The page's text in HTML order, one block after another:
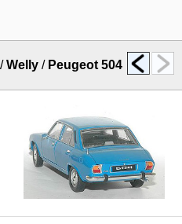
/Welly / Peugeot 504